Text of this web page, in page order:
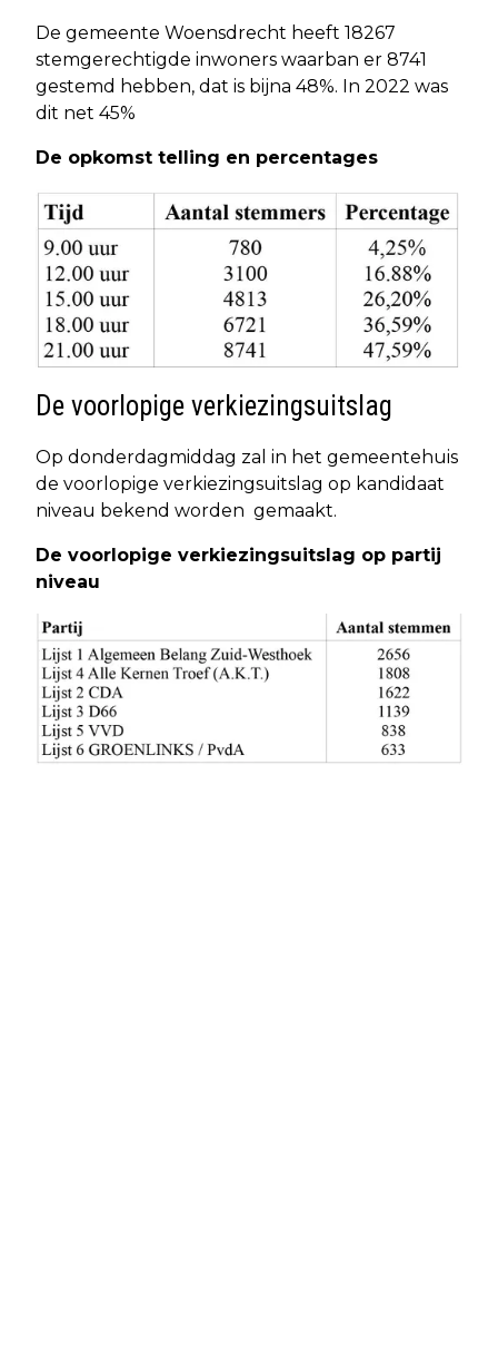
De gemeente Woensdrecht heeft 18267
stemgerechtigde inwoners waarban er 8741
gestemd hebben, dat is bijna 48%. In 2022 was
dit net 45%
De opkomst telling en percentages
De voorlopige verkiezingsuitslag
Op donderdagmiddag zal in het gemeentehuis
de voorlopige verkiezingsuitslag op kandidaat
niveau bekend worden gemaakt.
De voorlopige verkiezingsuitslag op partij
niveau